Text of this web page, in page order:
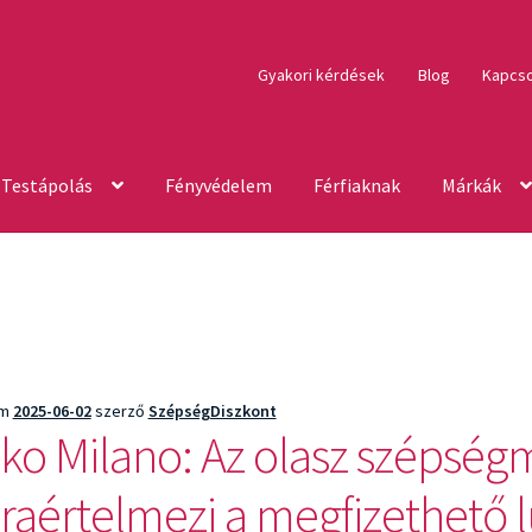
Gyakori kérdések Blog
Testápolás Fényvédelem Férfiaknak Márkák
2025-06-02szerző SzépségDiszkont
Milano: Az olasz
a megfizethető